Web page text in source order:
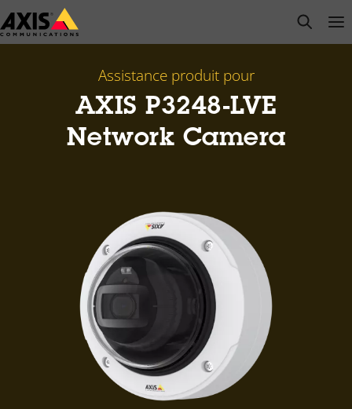
Passer
au
open
Assistance produit pour
AXIS P3248-LVE
Network Camera